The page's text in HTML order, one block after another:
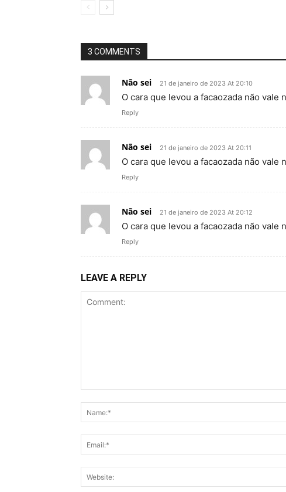
3 COMMENTS
Não sei 21 de janeiro de 2023 At 20:10
O cara que levou a facaozada não vale
Reply
Não sei 21 de janeiro de 2023 At 20:11
O cara que levou a facaozada não vale
Reply
Não sei 21 de janeiro de 2023 At 20:12
O cara que levou a facaozada não vale
Reply
LEAVE A REPLY